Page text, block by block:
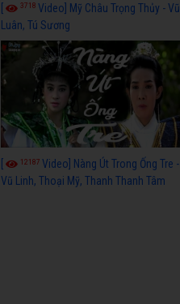
3718 Video] Mỹ Châu Trọng Thủy - Vũ
Luân, Tú Sương
12187 Video] Nàng Út Trong Ống Tre -
Vũ Linh, Thoại Mỹ, Thanh Thanh Tâm